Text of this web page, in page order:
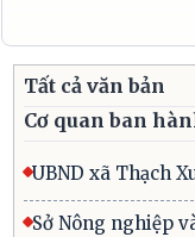
Tất cả văn bản
Cơ quan ban
UBND xã Thạch
Sở Nông nghiệp